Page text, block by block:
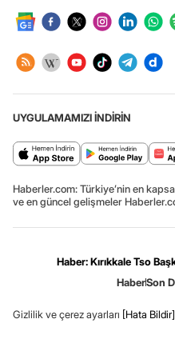
UYGULAMAMIZI İNDİRİN
Haberler.com: Türkiye’nin en
ve en güncel gelişmeler
Haber: Kırıkkale Tso
HaberSon
Gizlilik ve çerez ayarları [Hata Bildir]